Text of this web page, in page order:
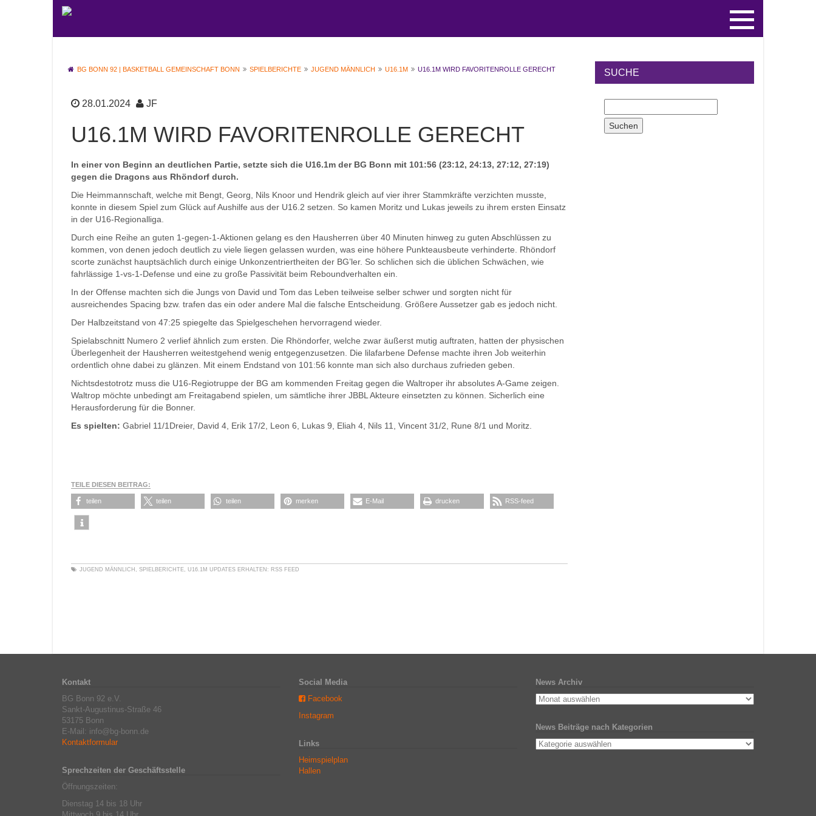
BG BONN 92 | BASKETBALL GEMEINSCHAFT BONN SPIELBERICHTE JUGEND MÄNNLICH U16.1M U16.1M WIRD FAVORITENROLLE GERECHT
28.01.2024 JF
U16.1M WIRD FAVORITENROLLE GERECHT
In einer von Beginn an deutlichen Partie, setzte sich die U16.1m der BG Bonn mit 101:56 (23:12, 24:13, 27:12, 27:19)
gegen die Dragons aus Rhöndorf durch.
Die Heimmannschaft, welche mit Bengt, Georg, Nils Knoor und Hendrik gleich auf vier ihrer Stammkräfte verzichten musste,
konnte in diesem Spiel zum Glück auf Aushilfe aus der U16.2 setzen. So kamen Moritz und Lukas jeweils zu ihrem ersten Einsatz
in der U16-Regionalliga.
Durch eine Reihe an guten 1-gegen-1-Aktionen gelang es den Hausherren über 40 Minuten hinweg zu guten Abschlüssen zu
kommen, von denen jedoch deutlich zu viele liegen gelassen wurden, was eine höhere Punkteausbeute verhinderte. Rhöndorf
scorte zunächst hauptsächlich durch einige Unkonzentriertheiten der BG’ler. So schlichen sich die üblichen Schwächen, wie
fahrlässige 1-vs-1-Defense und eine zu große Passivität beim Reboundverhalten ein.
In der Offense machten sich die Jungs von David und Tom das Leben teilweise selber schwer und sorgten nicht für
ausreichendes Spacing bzw. trafen das ein oder andere Mal die falsche Entscheidung. Größere Aussetzer gab es jedoch nicht.
Der Halbzeitstand von 47:25 spiegelte das Spielgeschehen hervorragend wieder.
Spielabschnitt Numero 2 verlief ähnlich zum ersten. Die Rhöndorfer, welche zwar äußerst mutig auftraten, hatten der physischen
Überlegenheit der Hausherren weitestgehend wenig entgegenzusetzen. Die lilafarbene Defense machte ihren Job weiterhin
ordentlich ohne dabei zu glänzen. Mit einem Endstand von 101:56 konnte man sich also durchaus zufrieden geben.
Nichtsdestotrotz muss die U16-Regiotruppe der BG am kommenden Freitag gegen die Waltroper ihr absolutes A-Game zeigen.
Waltrop möchte unbedingt am Freitagabend spielen, um sämtliche ihrer JBBL Akteure einsetzten zu können. Sicherlich eine
Herausforderung für die Bonner.
Es spielten: Gabriel 11/1Dreier, David 4, Erik 17/2, Leon 6, Lukas 9, Eliah 4, Nils 11, Vincent 31/2, Rune 8/1 und Moritz.
TEILE DIESEN BEITRAG:
teilen teilen teilen merken E-Mail drucken RSS-feed
JUGEND MÄNNLICH , SPIELBERICHTE, U16.1M UPDATES ERHALTEN: RSS FEED
SUCHE
Kontakt
BG Bonn 92 e.V.
Sankt-Augustinus-Straße 46
53175 Bonn
E-Mail: info@bg-bonn.de
Kontaktformular
Sprechzeiten der Geschäftsstelle
Öffnungszeiten:
Dienstag 14 bis 18 Uhr
Social Media
Facebook
Instagram
Links
Heimspielplan
Hallen
News Archiv
News Beiträge nach Kategorien